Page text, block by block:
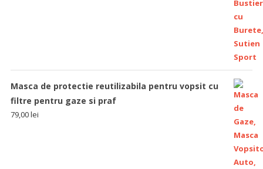
Masca de protectie reutilizabila pentru vopsit cu
filtre pentru gaze si praf
79,00lei